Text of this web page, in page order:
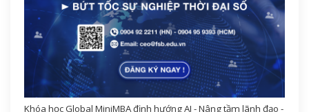
Khóa học Global MiniMBA định hướng AI - Nâng tầm lãnh đạo -